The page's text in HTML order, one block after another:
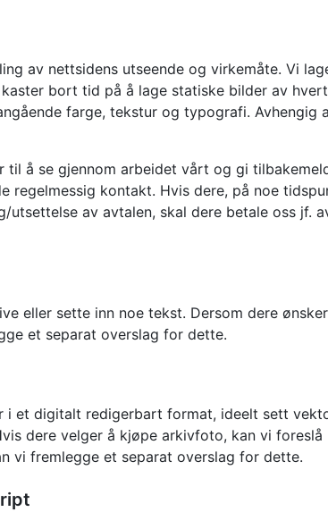
av nettsidens utseende og virkemåte. Vi
bort tid på å lage statiske bilder av
farge, tekstur og typografi. Avhengig
til å se gjennom arbeidet vårt og gi
regelmessig kontakt. Hvis dere, på noe
utsettelse av avtalen, skal dere betale oss jf.
eller sette inn noe tekst. Dersom dere
et separat overslag for dette.
i et digitalt redigerbart format, ideelt sett
dere velger å kjøpe arkivfoto, kan vi
vi fremlegge et separat overslag for dette.